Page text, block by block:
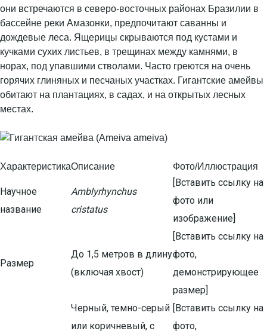
они встречаются в северо-восточных районах Бразилии в
бассейне реки Амазонки, предпочитают саванны и
дождевые леса. Ящерицы скрываются под кустами и
кучками сухих листьев, в трещинах между камнями, в
норах, под упавшими стволами. Часто греются на очень
горячих глиняных и песчаных участках. Гигантские амейвы
обитают на плантациях, в садах, и на открытых лесных
местах.
ХарактеристикаОписание Фото/Иллюстрация
Научное
название
Amblyrhynchus
cristatus
[Вставить ссылку на
фото или
изображение]
Размер
До 1,5 метров в длину
(включая хвост)
[Вставить ссылку на
фото,
демонстрирующее
размер]
Черный, темно-серый
или коричневый, с
[Вставить ссылку на
фото,